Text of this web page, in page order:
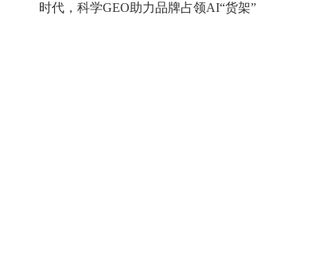
时代，科学GEO助力品牌占领AI“货架”